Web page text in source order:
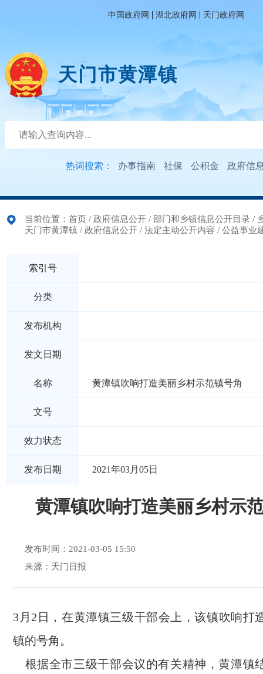
中国政府网 | 湖北政府网 | 天门政府网
天门市黄潭镇
热词搜索： 办事指南 社保 公积金 政府信
当前位置： 首页 / 政府信息公开 / 部门和乡镇信息公开目录 /
天门市黄潭镇 / 政府信息公开 / 法定主动公开内容 / 公益事业
索引号
分类
发布机构
发文日期
名称 黄潭镇吹响打造美丽乡村示范镇号角
文号
效力状态
发布日期 2021年03月05日
黄潭镇吹响打造美丽乡村示
发布时间：2021-03-05 15:50
来源：天门日报
3月2日，在黄潭镇三级干部会上，该镇吹响打
镇的号角。
根据全市三级干部会议的有关精神，黄潭镇